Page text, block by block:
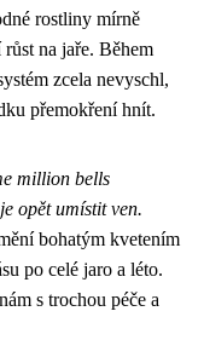
rostliny mírně
na jaře. Během
zcela nevyschl,
přemokření hnít.
million bells
opět umístit ven.
bohatým kvetením
po celé jaro a léto.
s trochou péče a